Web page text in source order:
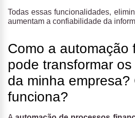
Todas essas funcionalidades,
aumentam a confiabilidade da
Como a automação
pode transformar
da minha empresa?
funciona?